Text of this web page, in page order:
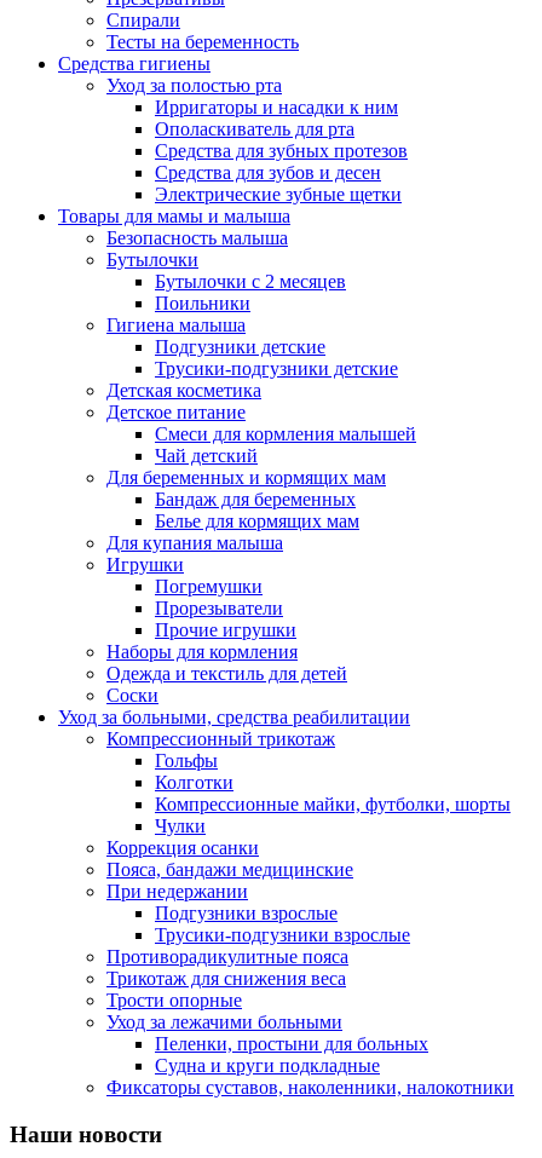
Спирали
Тесты на беременность
Средства гигиены
Уход за полостью рта
Ирригаторы и насадки к ним
Ополаскиватель для рта
Средства для зубных протезов
Средства для зубов и десен
Электрические зубные щетки
Товары для мамы и малыша
Безопасность малыша
Бутылочки
Бутылочки с 2 месяцев
Поильники
Гигиена малыша
Подгузники детские
Трусики-подгузники детские
Детская косметика
Детское питание
Смеси для кормления малышей
Чай детский
Для беременных и кормящих мам
Бандаж для беременных
Белье для кормящих мам
Для купания малыша
Игрушки
Погремушки
Прорезыватели
Прочие игрушки
Наборы для кормления
Одежда и текстиль для детей
Соски
Уход за больными, средства реабилитации
Компрессионный трикотаж
Гольфы
Колготки
Компрессионные майки, футболки, шорты
Чулки
Коррекция осанки
Пояса, бандажи медицинские
При недержании
Подгузники взрослые
Трусики-подгузники взрослые
Противорадикулитные пояса
Трикотаж для снижения веса
Трости опорные
Уход за лежачими больными
Пеленки, простыни для больных
Судна и круги подкладные
Фиксаторы суставов, наколенники, налокотники
Наши новости